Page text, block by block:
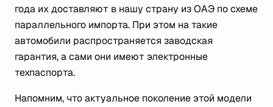
года их доставляют в нашу страну из ОАЭ по схеме
параллельного импорта. При этом на такие
автомобили распространяется заводская
гарантия, а сами они имеют электронные
техпаспорта.
Напомним, что актуальное поколение этой модели